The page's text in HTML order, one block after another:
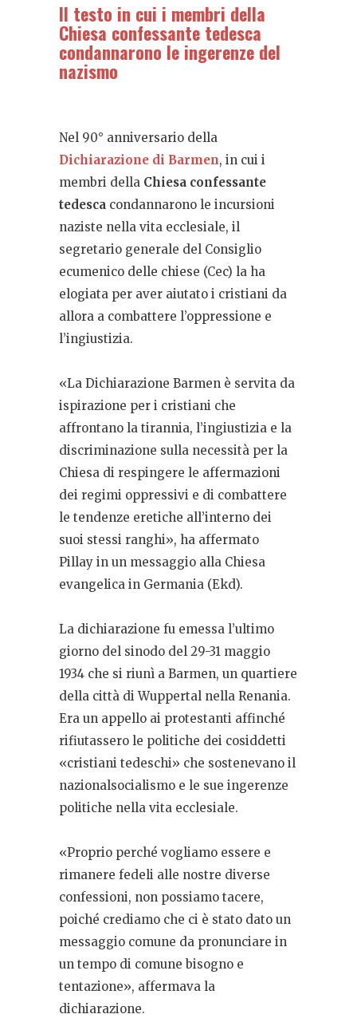
Il testo in cui i membri della
Chiesa confessante tedesca
condannarono le ingerenze del
nazismo
Nel 90° anniversario della
Dichiarazione di Barmen, in cui i
membri della Chiesa confessante
tedesca condannarono le incursioni
naziste nella vita ecclesiale, il
segretario generale del Consiglio
ecumenico delle chiese (Cec) la ha
elogiata per aver aiutato i cristiani da
allora a combattere l’oppressione e
l’ingiustizia.
«La Dichiarazione Barmen è servita da
ispirazione per i cristiani che
affrontano la tirannia, l’ingiustizia e la
discriminazione sulla necessità per la
Chiesa di respingere le affermazioni
dei regimi oppressivi e di combattere
le tendenze eretiche all’interno dei
suoi stessi ranghi», ha affermato
Pillay in un messaggio alla Chiesa
evangelica in Germania (Ekd).
La dichiarazione fu emessa l’ultimo
giorno del sinodo del 29-31 maggio
1934 che si riunì a Barmen, un quartiere
della città di Wuppertal nella Renania.
Era un appello ai protestanti affinché
rifiutassero le politiche dei cosiddetti
«cristiani tedeschi» che sostenevano il
nazionalsocialismo e le sue ingerenze
politiche nella vita ecclesiale.
«Proprio perché vogliamo essere e
rimanere fedeli alle nostre diverse
confessioni, non possiamo tacere,
poiché crediamo che ci è stato dato un
messaggio comune da pronunciare in
un tempo di comune bisogno e
tentazione», affermava la
dichiarazione.